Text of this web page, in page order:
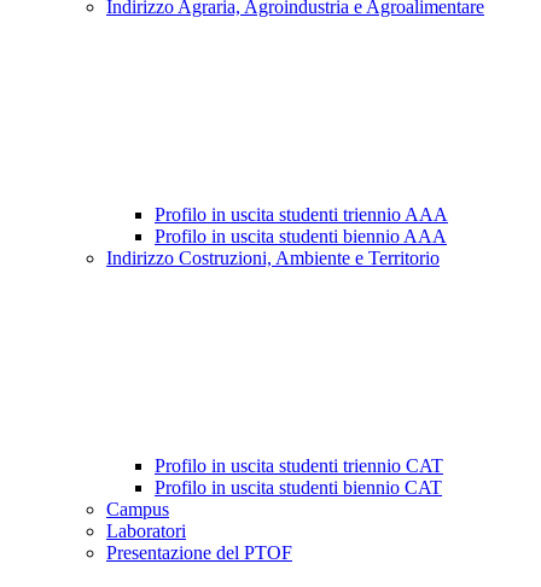
Indirizzo Agraria, Agroindustria e Agroalimentare
Profilo in uscita studenti triennio AAA
Profilo in uscita studenti biennio AAA
Indirizzo Costruzioni, Ambiente e Territorio
Profilo in uscita studenti triennio CAT
Profilo in uscita studenti biennio CAT
Campus
Laboratori
Presentazione del PTOF